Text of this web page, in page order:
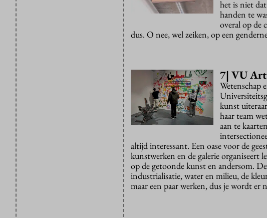
het is niet
handen te
overal op de
dus. O nee, wel zeiken, op een
7| VU Art
Wetenschap
kunst
haar team
aan te
altijd interessant. Een oase voor de
kunstwerken en de galerie organiseert
op de getoonde kunst en andersom. De
industrialisatie, water en milieu, de
maar een paar werken, dus je wordt